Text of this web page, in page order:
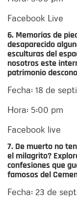
Facebook Live
6. Memorias de
desaparecido
esculturas del
nosotros este
patrimonio
Fecha: 18 de
Hora: 5:00 pm
Facebook live
7. De muerto no
el milagrito?
confesiones que
famosos del
Fecha: 23 de